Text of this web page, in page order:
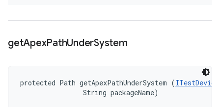
getApexPathUnderSystem
protected Path getApexPathUnderSystem (ITestDevice
                String packageName)